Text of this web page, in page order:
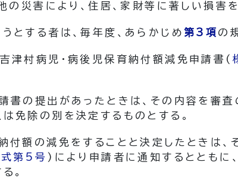
の災害により、住居、家財等に著しい損
とする者は、毎年度、あらかじめ第3項 の
津村病児・病後児保育納付額減免申請書 (
書の提出があったときは、その内容を審
免除の別を決定するものとする。
付額の減免をすることと決定したときは
第5号 ) により申請者に通知するとともに
。